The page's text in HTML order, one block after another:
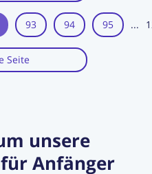
93 94 95 ...
Seite
unsere
Anfänger